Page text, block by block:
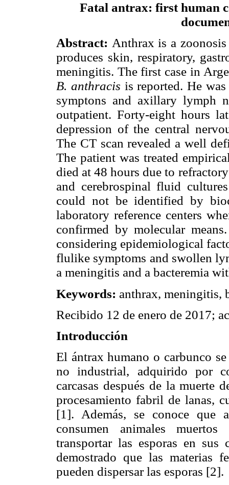
Fatal antrax: first human
Abstract: Anthrax is a
produces skin, respiratory,
meningitis. The first case in
B. anthracis is reported. He
symptons and axillary lymph
outpatient. Forty-eight hours
depression of the central
The CT scan revealed a well
The patient was treated
died at 48 hours due to
and cerebrospinal fluid
could not be identified by
laboratory reference centers
confirmed by molecular
considering epidemiological
flulike symptoms and swollen
a meningitis and a bacteremia
Keywords: anthrax, meningitis,
Recibido 12 de enero de 2017;
Introducción
El ántrax humano o carbunco
no industrial, adquirido por
carcasas después de la muerte
procesamiento fabril de lanas,
[1]. Además, se conoce que
consumen animales
transportar las esporas en
demostrado que las materias
pueden dispersar las esporas [2].